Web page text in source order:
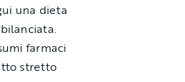
una dieta
farmaci
stretto